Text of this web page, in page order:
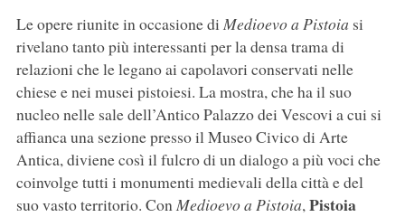
Le opere riunite in occasione di Medioevo a Pistoia si
rivelano tanto più interessanti per la densa trama di
relazioni che le legano ai capolavori conservati nelle
chiese e nei musei pistoiesi. La mostra, che ha il suo
nucleo nelle sale dell’Antico Palazzo dei Vescovi a cui si
affianca una sezione presso il Museo Civico di Arte
Antica, diviene così il fulcro di un dialogo a più voci che
coinvolge tutti i monumenti medievali della città e del
suo vasto territorio. ConMedioevo a Pistoia,Pistoia